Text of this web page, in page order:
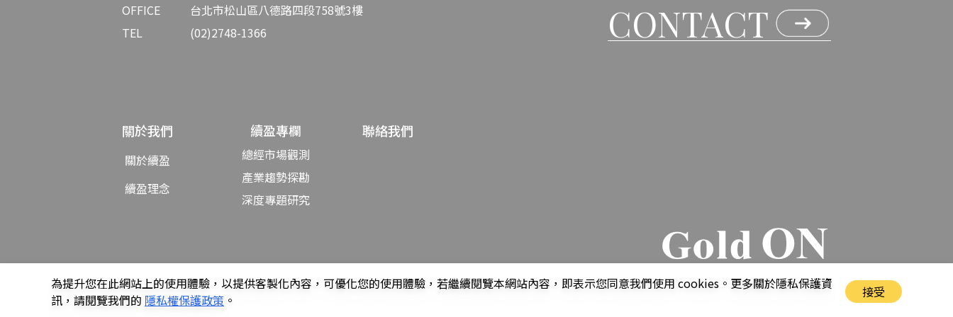
OFFICE
台北市松山區八德路四段758號3樓
TEL
(02)2748-1366 CONTACT
關於我們
關於續盈
續盈理念
續盈專欄
總經市場觀測
產業趨勢探勘
深度專題研究
聯絡我們
為提升您在此網站上的使用體驗，以提供客製化內容，可優化您的使用體驗，若繼續閱覽本網站內容，即表示您同意我們使用 cookies。更多關於隱私保護資
訊，請閱覽我們的 隱私權保護政策 。 接受